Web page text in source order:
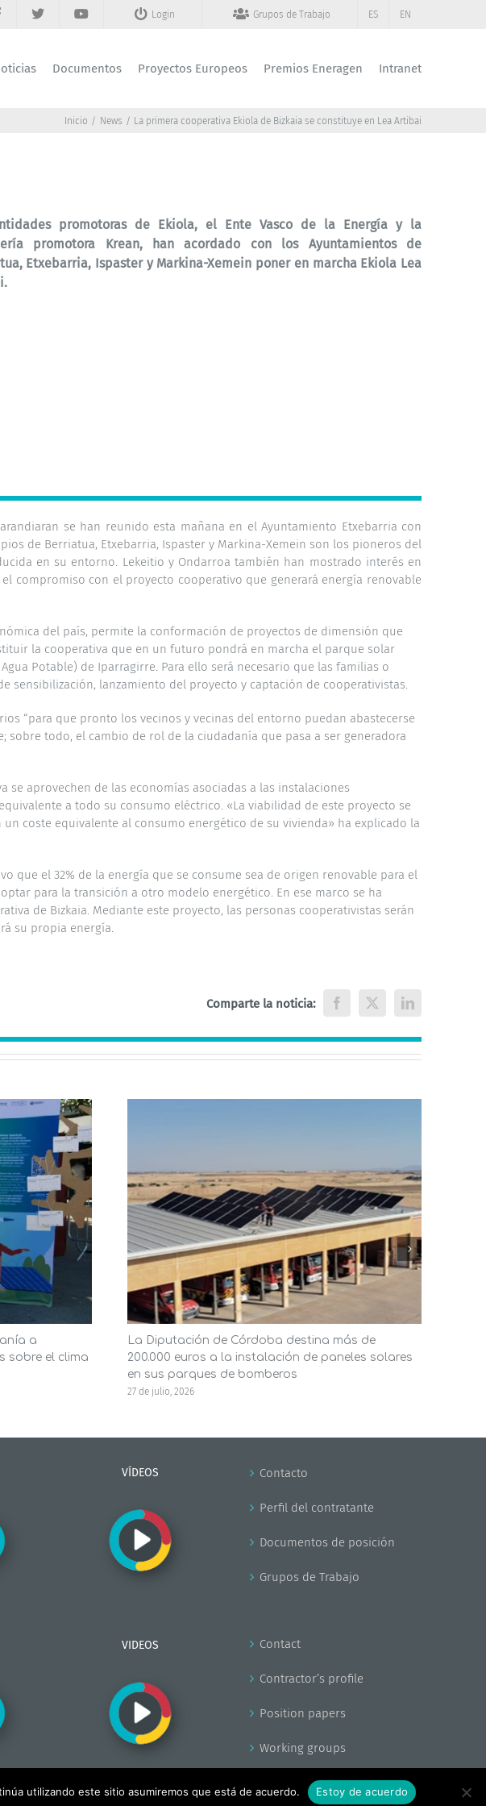
Login Grupos de Trabajo ES EN
Documentos Proyectos Europeos Premios Eneragen Intranet
Inicio News La primera cooperativa Ekiola de Bizkaia se constituye en Lea Artibai
promotoras de Ekiola, el Ente Vasco de la Energía y la
promotora Krean, han acordado con los Ayuntamientos de
Etxebarria, Ispaster y Markina-Xemein poner en marcha Ekiola Lea
se han reunido esta mañana en el Ayuntamiento Etxebarria con
de Berriatua, Etxebarria, Ispaster y Markina-Xemein son los pioneros del
en su entorno. Lekeitio y Ondarroa también han mostrado interés en
compromiso con el proyecto cooperativo que generará energía renovable
del país, permite la conformación de proyectos de dimensión que
la cooperativa que en un futuro pondrá en marcha el parque solar
Potable) de Iparragirre. Para ello será necesario que las familias o
lanzamiento del proyecto y captación de cooperativistas.
“para que pronto los vecinos y vecinas del entorno puedan abastecerse
todo, el cambio de rol de la ciudadanía que pasa a ser generadora
aprovechen de las economías asociadas a las instalaciones
a todo su consumo eléctrico. «La viabilidad de este proyecto se
coste equivalente al consumo energético de su vivienda» ha explicado la
que el 32% de la energía que se consume sea de origen renovable para el
para la transición a otro modelo energético. En ese marco se ha
de Bizkaia. Mediante este proyecto, las personas cooperativistas serán
su propia energía.
Comparte la noticia: Facebook
X LinkedIn
a
sobre el clima
La Diputación de Córdoba destina más de
200.000 euros a la instalación de paneles solares
en sus parques de bomberos
27 de julio, 2026
VÍDEOS
VIDEOS
Contacto
Perfil del contratante
Documentos de posición
Grupos de Trabajo
Contact
Contractor’s profile
Position papers
Working groups
utilizando este sitio asumiremos que está de acuerdo. Estoy de acuerdo